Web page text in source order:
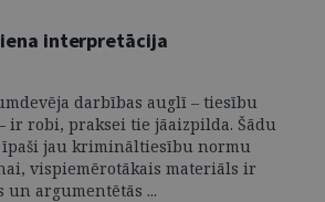
interpretācija
darbības auglī – tiesību
ir robi, praksei tie jāaizpilda. Šādu
jau krimināltiesību normu
vispiemērotākais materiāls ir
un argumentētās ...